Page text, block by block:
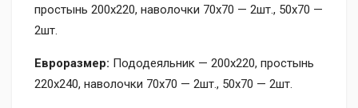
простынь 200х220, наволочки 70х70 — 2шт., 50х70 —
2шт.
Евроразмер: Пододеяльник — 200х220, простынь
220х240, наволочки 70х70 — 2шт., 50х70 — 2шт.